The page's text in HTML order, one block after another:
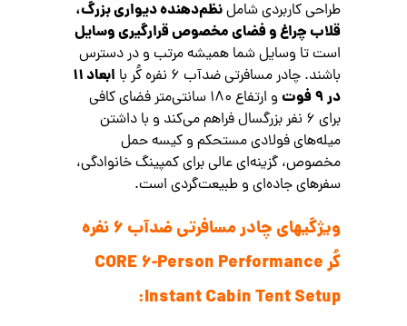
طراحی کاربردی شاملنظم‌دهنده دیواری بزرگ،
قلاب چراغ و فضای مخصوص قرارگیری وسایل
است تا وسایل شما همیشه مرتب و در دسترس
باشند. چادر مسافرتی ضدآب 6 نفره کُر با
ابعاد ۱۱
در ۹ فوت
و ارتفاع ۱۸۰ سانتی‌متر فضای کافی
برای ۶ نفر بزرگسال فراهم می‌کند و با داشتن
میله‌های فولادی مستحکم و کیسه حمل
مخصوص، گزینه‌ای عالی برای کمپینگ خانوادگی،
سفرهای جاده‌ای و طبیعت‌گردی است.
ویژگیهای چادر مسافرتی ضدآب 6 نفره
کُر CORE 6-Person Performance
Instant Cabin Tent Setup: